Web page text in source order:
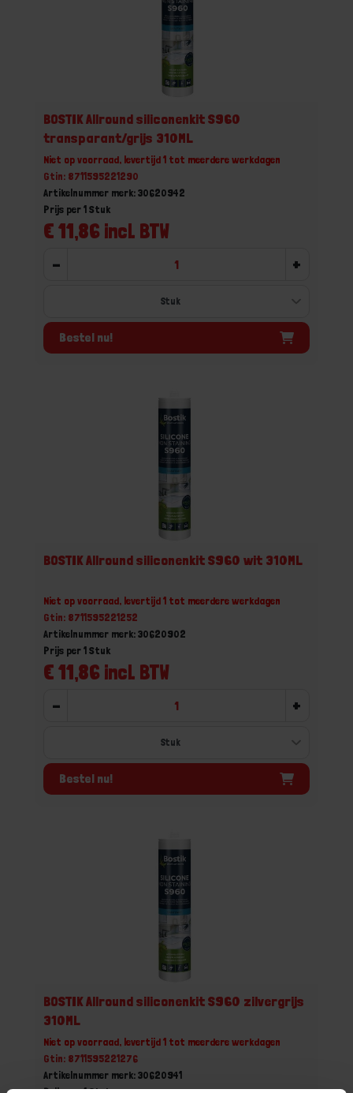
BOSTIK Allround siliconenkit S960
transparant/grijs 310ML
Niet op voorraad, levertijd 1 tot meerdere werkdagen
Gtin: 8711595221290
Artikelnummer merk: 30620942
€ 11,86 incl. BTW
Prijs per 1 Stuk
- +
Bestel nu!
BOSTIK Allround siliconenkit S960 wit 310ML
Niet op voorraad, levertijd 1 tot meerdere werkdagen
Gtin: 8711595221252
Artikelnummer merk: 30620902
€ 11,86 incl. BTW
Prijs per 1 Stuk
- +
Bestel nu!
BOSTIK Allround siliconenkit S960 zilvergrijs
310ML
Niet op voorraad, levertijd 1 tot meerdere werkdagen
Gtin: 8711595221276
Artikelnummer merk: 30620941